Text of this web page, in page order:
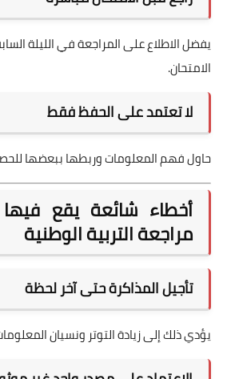
يفضل الاطلاع على المراجعة في الليلة
الامتحان.
لا تعتمد على الحفظ فقط
حاول فهم المعلومات وربطها ببعضها
أخطاء شائعة يقع فيها
مراجعة التربية الوطنية
تأجيل المذاكرة حتى آخر لحظة
يؤدي ذلك إلى زيادة التوتر ونسيان